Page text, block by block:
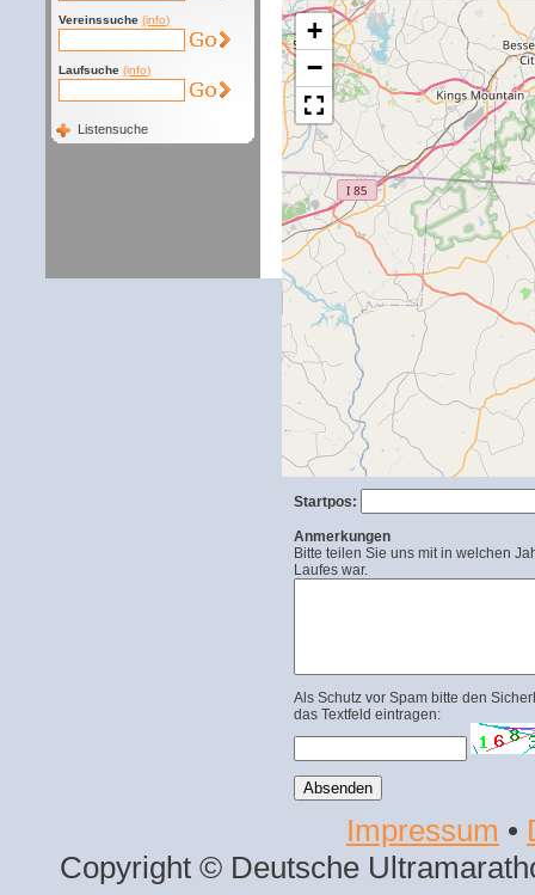
Vereinssuche (info)
Laufsuche (info)
Listensuche
+
−
Startpos:
Anmerkungen
Bitte teilen Sie uns mit in welchen
Laufes war.
Als Schutz vor Spam bitte den
das Textfeld eintragen:
Impressum •
Copyright © Deutsche